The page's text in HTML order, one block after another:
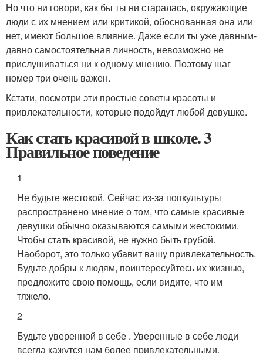
Но что ни говори, как бы ты ни старалась, окружающие
люди с их мнением или критикой, обоснованная она или
нет, имеют большое влияние. Даже если ты уже давным-
давно самостоятельная личность, невозможно не
прислушиваться ни к одному мнению. Поэтому шаг
номер три очень важен.
Кстати, посмотри эти простые советы красоты и
привлекательности, которые подойдут любой девушке.
Как стать красивой в школе. 3
Правильное поведение
1
Не будьте жестокой. Сейчас из-за попкультуры
распространено мнение о том, что самые красивые
девушки обычно оказываются самыми жестокими.
Чтобы стать красивой, не нужно быть грубой.
Наоборот, это только убавит вашу привлекательность.
Будьте добры к людям, поинтересуйтесь их жизнью,
предложите свою помощь, если видите, что им
тяжело.
2
Будьте уверенной в себе . Уверенные в себе люди
всегда кажутся нам более привлекательными.